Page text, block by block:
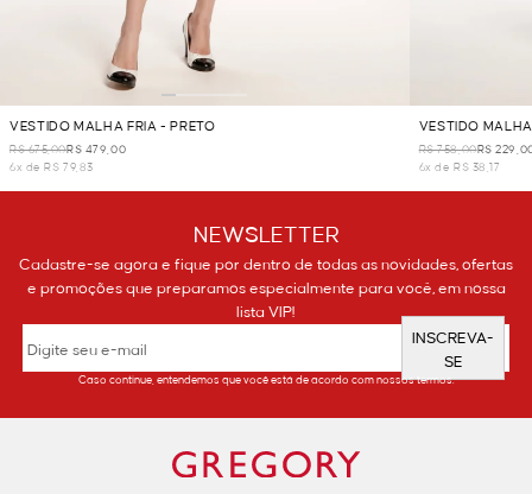
VESTIDO MALHA FRIA - PRETO
R$ 675,00R$ 479,00
6x de R$ 79,83
VESTIDO
R$ 758,00R$
6x de R$ 38,17
NEWSLETTER
Cadastre-se agora e fique por dentro de todas as novidades, ofertas
e promoções que preparamos especialmente para você, em nossa
lista VIP!
INSCREVA-
SE
Caso continue, entendemos que você está de acordo com nossos termos.